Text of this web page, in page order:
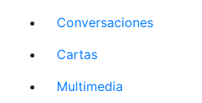
Conversaciones
Cartas
Multimedia